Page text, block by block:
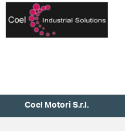
Coel Motori S.r.l.